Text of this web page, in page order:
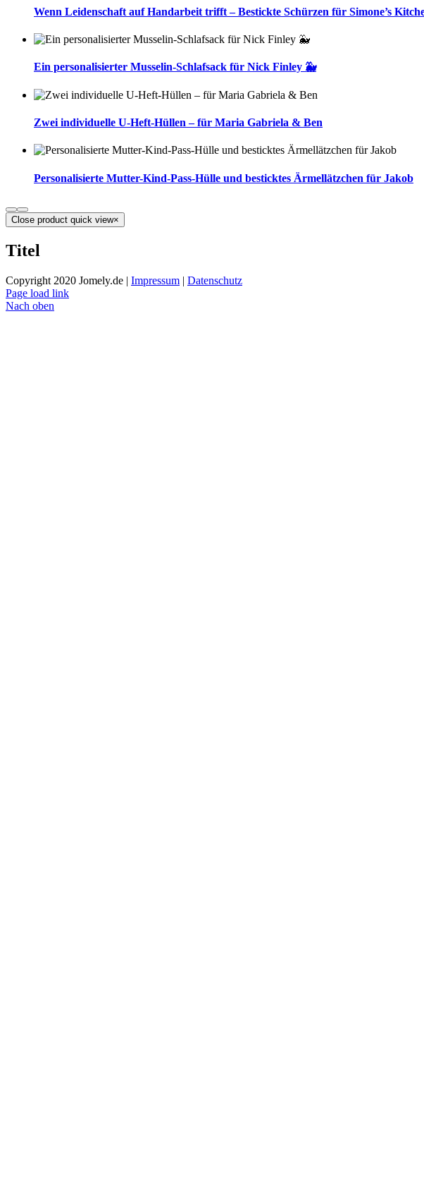
Wenn Leidenschaft auf Handarbeit trifft – Bestickte Schürzen für Simone’s
Ein personalisierter Musselin-Schlafsack für Nick Finley 🐳
Zwei individuelle U-Heft-Hüllen – für Maria Gabriela & Ben
Personalisierte Mutter-Kind-Pass-Hülle und besticktes Ärmellätzchen für Jakob
Close product quick view×
Titel
Copyright 2020 Jomely.de | Impressum | Datenschutz
Page load link
Nach oben